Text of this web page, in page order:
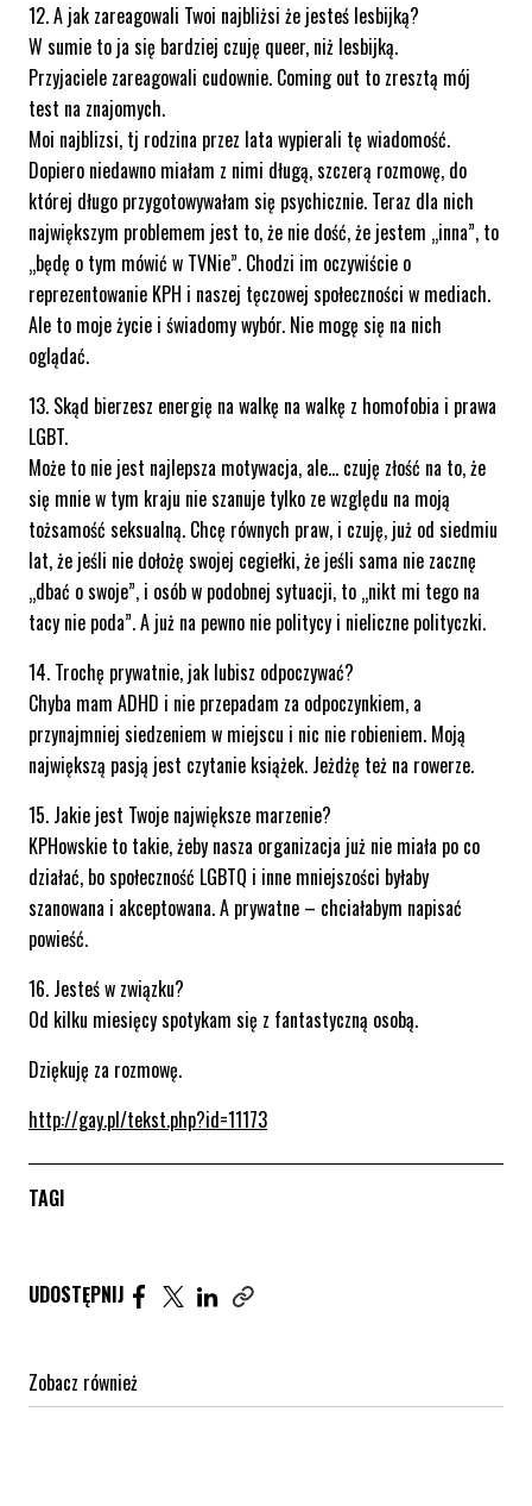
12. A jak zareagowali Twoi najbliżsi że jesteś lesbijką?
W sumie to ja się bardziej czuję queer, niż lesbijką.
Przyjaciele zareagowali cudownie. Coming out to zresztą mój
test na znajomych.
Moi najblizsi, tj rodzina przez lata wypierali tę wiadomość.
Dopiero niedawno miałam z nimi długą, szczerą rozmowę, do
której długo przygotowywałam się psychicznie. Teraz dla nich
największym problemem jest to, że nie dość, że jestem „inna”, to
„będę o tym mówić w TVNie”. Chodzi im oczywiście o
reprezentowanie KPH i naszej tęczowej społeczności w mediach.
Ale to moje życie i świadomy wybór. Nie mogę się na nich
oglądać.
13. Skąd bierzesz energię na walkę na walkę z homofobia i prawa
LGBT.
Może to nie jest najlepsza motywacja, ale… czuję złość na to, że
się mnie w tym kraju nie szanuje tylko ze względu na moją
tożsamość seksualną. Chcę równych praw, i czuję, już od siedmiu
lat, że jeśli nie dołożę swojej cegiełki, że jeśli sama nie zacznę
„dbać o swoje”, i osób w podobnej sytuacji, to „nikt mi tego na
tacy nie poda”. A już na pewno nie politycy i nieliczne polityczki.
14. Trochę prywatnie, jak lubisz odpoczywać?
Chyba mam ADHD i nie przepadam za odpoczynkiem, a
przynajmniej siedzeniem w miejscu i nic nie robieniem. Moją
największą pasją jest czytanie książek. Jeżdżę też na rowerze.
15. Jakie jest Twoje największe marzenie?
KPHowskie to takie, żeby nasza organizacja już nie miała po co
działać, bo społeczność LGBTQ i inne mniejszości byłaby
szanowana i akceptowana. A prywatne – chciałabym napisać
powieść.
16. Jesteś w związku?
Od kilku miesięcy spotykam się z fantastyczną osobą.
Dziękuję za rozmowę.
http://gay.pl/tekst.php?id=11173
TAGI
UDOSTĘPNIJ Udostępnij artykuł na Facebook. Strona otwiera się
Udostępnij artykuł na Twitter. Strona otwiera
Udostępnij artykuł na Linkedin. Strona
Zobacz również